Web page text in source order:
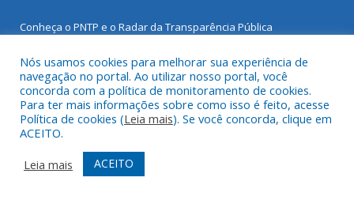
Conheça o PNTP e o Radar da Transparência Pública
Todos os direitos reservados a Prefeitura Municipal de Santarém
Novo.
Mapa do Site
Acessar Área Administrativa
Acessar Webmail
Nós usamos cookies para melhorar sua experiência de
navegação no portal. Ao utilizar nosso portal, você
concorda com a política de monitoramento de cookies.
Para ter mais informações sobre como isso é feito, acesse
Política de cookies (Leia mais). Se você concorda, clique em
ACEITO.
Leia mais
ACEITO